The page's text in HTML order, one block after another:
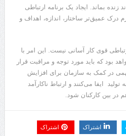
بماند. ایجاد یک برنامه ارتباطی
درک عمیق‌تر ساختار، اندازه، اهداف و
قوی کار آسانی نیست. این امر با
بود که باید مورد توجه و مراقبت قرار
در کمک به سازمان برای افزایش
ایفا می‌کنند و ارتباط ناکارآمد
در بین کارکنان شود.
اشتراک اشتراک